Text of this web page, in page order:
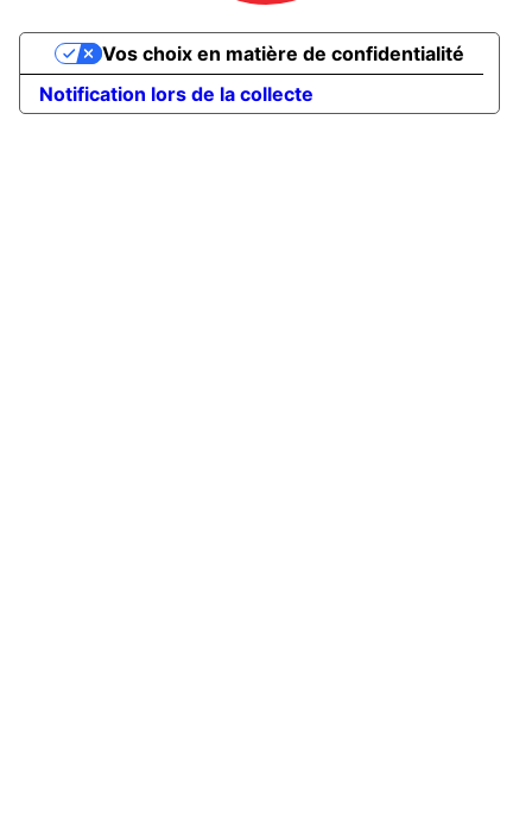
Notification lors de la collecte
Vos choix en matière de confidentialité